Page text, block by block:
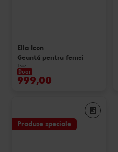
Ella Icon
Geantă pentru femei
1 buc
Doar
999,00
Produse speciale